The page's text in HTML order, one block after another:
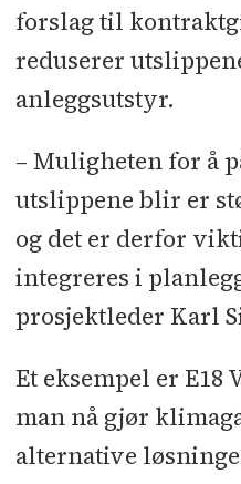
forslag til
reduserer
anleggsutstyr.
– Muligheten for å
utslippene blir er
og det er derfor
integreres i
prosjektleder Karl
Et eksempel er
man nå gjør
alternative